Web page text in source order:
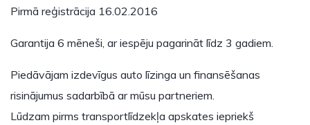
Pirmā reģistrācija 16.02.2016
Garantija 6 mēneši, ar iespēju pagarināt līdz 3 gadiem.
Piedāvājam izdevīgus auto līzinga un finansēšanas
risinājumus sadarbībā ar mūsu partneriem.
Lūdzam pirms transportlīdzekļa apskates iepriekš